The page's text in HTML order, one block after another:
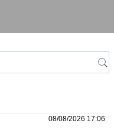
08/08/2026 17:06